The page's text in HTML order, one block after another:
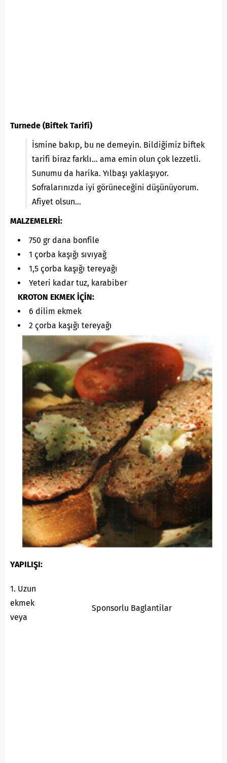
Turnede (Biftek Tarifi)
İsmine bakıp, bu ne demeyin. Bildiğimiz biftek
tarifi biraz farklı… ama emin olun çok lezzetli.
Sunumu da harika. Yılbaşı yaklaşıyor.
Sofralarınızda iyi görüneceğini düşünüyorum.
Afiyet olsun…
MALZEMELERİ:
750 gr dana bonfile
1 çorba kaşığı sıvıyağ
1,5 çorba kaşığı tereyağı
Yeteri kadar tuz, karabiber
KROTON EKMEK İÇİN:
6 dilim ekmek
2 çorba kaşığı tereyağı
YAPILIŞI:
Sponsorlu Baglantilar
1. Uzun
ekmek
veya